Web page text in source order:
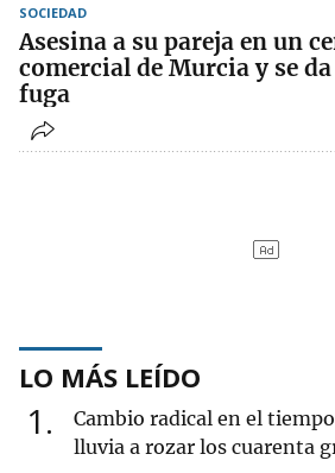
SOCIEDAD
Asesina a su pareja en un
comercial de Murcia y se
fuga
LO MÁS LEÍDO
1
Cambio radical en el
lluvia a rozar los cuarenta